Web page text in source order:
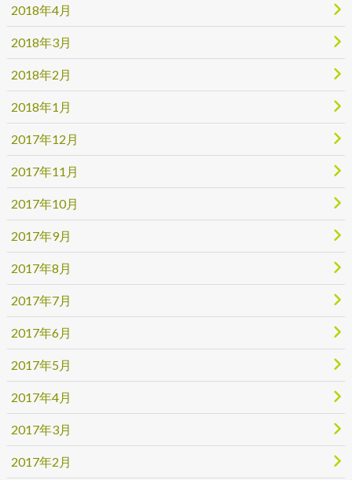
2018年4月
2018年3月
2018年2月
2018年1月
2017年12月
2017年11月
2017年10月
2017年9月
2017年8月
2017年7月
2017年6月
2017年5月
2017年4月
2017年3月
2017年2月